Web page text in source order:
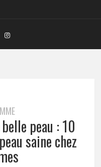
peau : 10
saine chez